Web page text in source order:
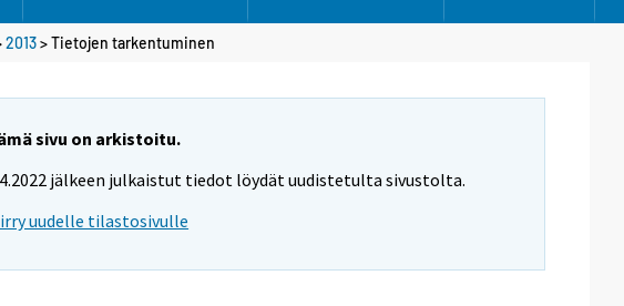
2013> Tietojen tarkentuminen
sivu on arkistoitu.
jälkeen julkaistut tiedot löydät uudistetulta sivustolta.
uudelle tilastosivulle